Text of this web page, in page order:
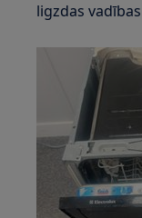
ligzdas